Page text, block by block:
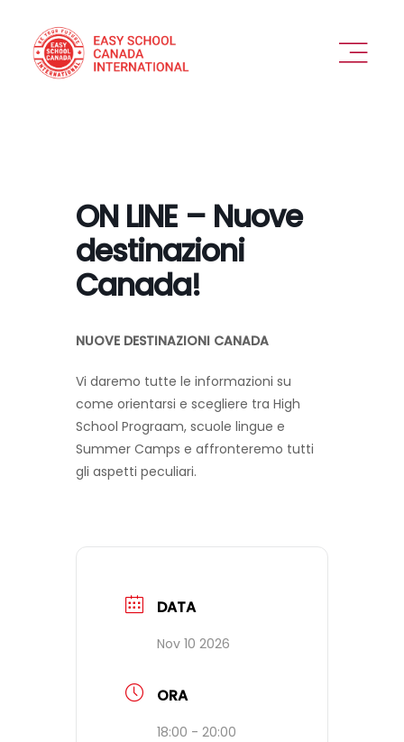
content
VEDIAMOCI
COME FUNZIONA
DESTINAZIONI
ESPERIENZA IN SICUREZZA
ON LINE – Nuove
destinazioni
Canada!
NUOVE DESTINAZIONI CANADA
Vi daremo tutte le informazioni su
come orientarsi e scegliere tra High
School Prograam, scuole lingue e
Summer Camps e affronteremo tutti
gli aspetti peculiari.
DATA
Nov 10 2026
ORA
18:00 - 20:00